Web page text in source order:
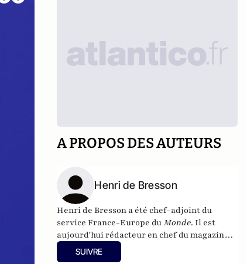
A PROPOS DES AUTEURS
Henri de Bresson
Henri de Bresson a été chef-adjoint du
service France-Europe du Monde. Il est
aujourd'hui rédacteur en chef dumagazine
Paris-Berlin
SUIVRE